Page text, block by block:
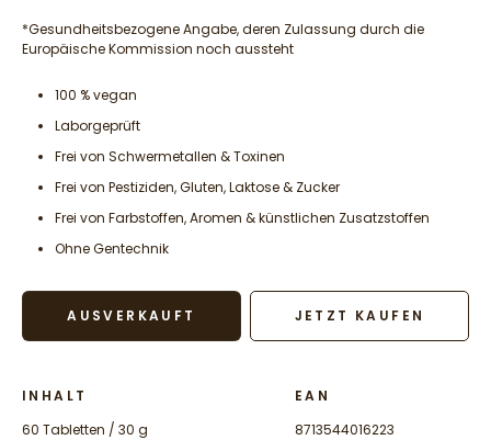
*Gesundheitsbezogene Angabe, deren Zulassung durch die
Europäische Kommission noch aussteht
100 % vegan
Laborgeprüft
Frei von Schwermetallen & Toxinen
Frei von Pestiziden, Gluten, Laktose & Zucker
Frei von Farbstoffen, Aromen & künstlichen Zusatzstoffen
Ohne Gentechnik
AUSVERKAUFT JETZT KAUFEN
INHALT
60 Tabletten / 30 g
EAN
8713544016223